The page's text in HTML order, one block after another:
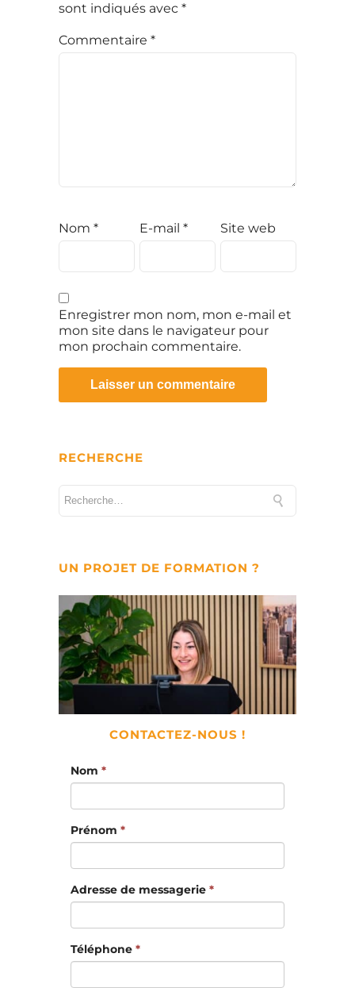
sont indiqués avec *
Commentaire *
Nom * E-mail * Site web
Enregistrer mon nom, mon e-mail et
mon site dans le navigateur pour
mon prochain commentaire.
RECHERCHE
UN PROJET DE FORMATION ?
CONTACTEZ-NOUS !
Nom *
Prénom *
Adresse de messagerie *
Téléphone *